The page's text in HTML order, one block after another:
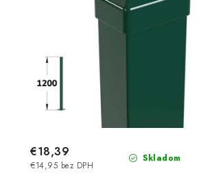
Skladom
€14,95 bez DPH
€18,39